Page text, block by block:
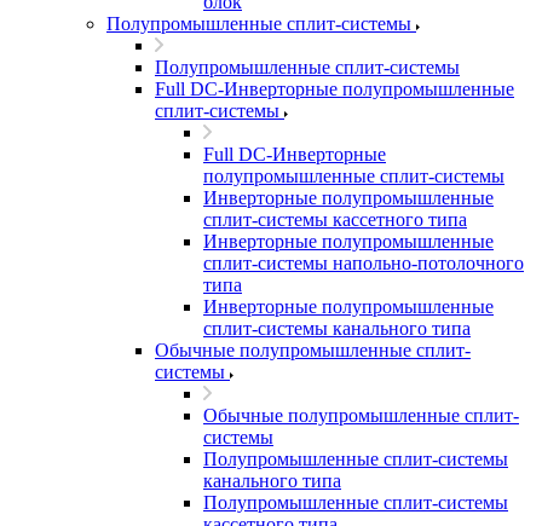
Полупромышленные сплит-системы
Полупромышленные сплит-системы
Full DC-Инверторные полупромышленные
сплит-системы
Full DC-Инверторные
полупромышленные сплит-системы
Инверторные полупромышленные
сплит-системы кассетного типа
Инверторные полупромышленные
сплит-системы напольно-потолочного
типа
Инверторные полупромышленные
сплит-системы канального типа
Обычные полупромышленные сплит-
системы
Обычные полупромышленные сплит-
системы
Полупромышленные сплит-системы
канального типа
Полупромышленные сплит-системы